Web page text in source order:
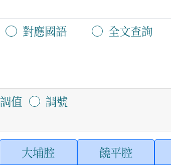
對應國語 全文查詢
調值 調號
大埔腔 饒平腔